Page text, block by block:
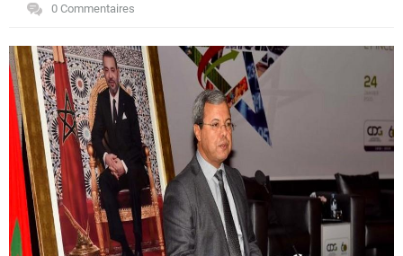
Circuits touristiques
Tourisme
Régions
0 Commentaires